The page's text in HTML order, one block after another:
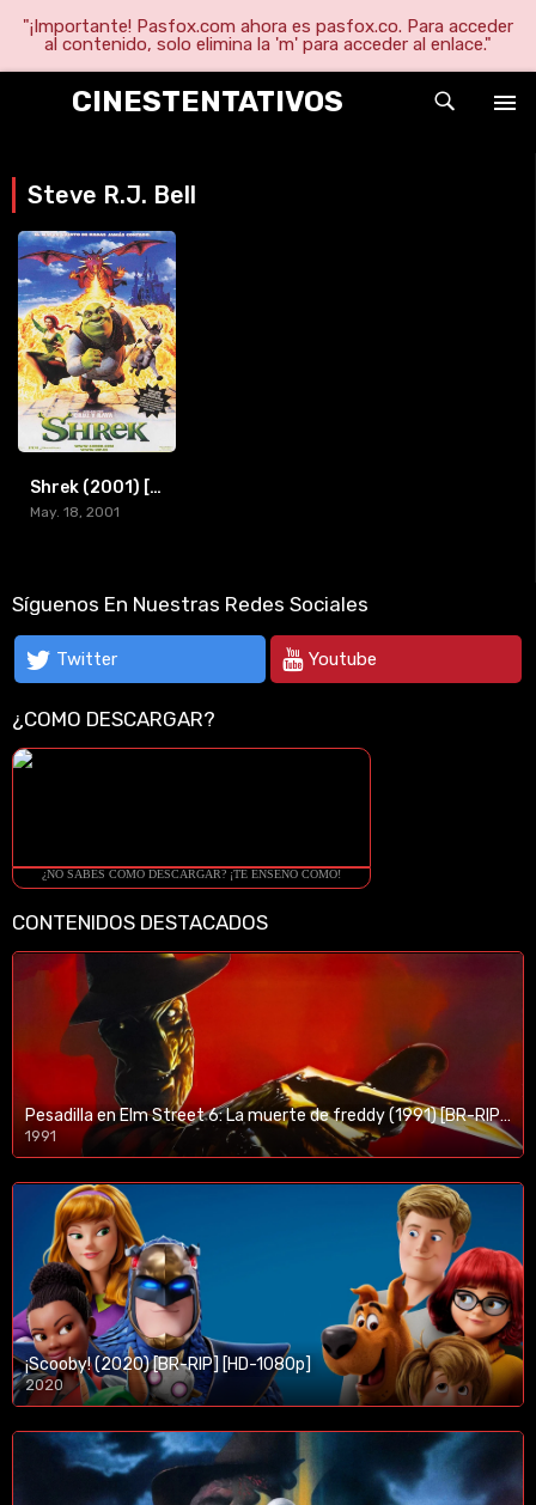
"¡Importante! Pasfox.com ahora es pasfox.co. Para acceder
al contenido, solo elimina la 'm' para acceder al enlace."
CINESTENTATIVOS
Steve R.J. Bell
Shrek (2001) [BR-RIP] [HD-720p]
May. 18, 2001
Síguenos En Nuestras Redes Sociales
Twitter Youtube
¿COMO DESCARGAR?
¿NO SABES COMO DESCARGAR? ¡TE ENSEÑO COMO!
CONTENIDOS DESTACADOS
Pesadilla en Elm Street 6: La muerte de freddy (1991) [BR-RIP] [HD-1080p]
1991
¡Scooby! (2020) [BR-RIP] [HD-1080p]
2020
1080p/720p